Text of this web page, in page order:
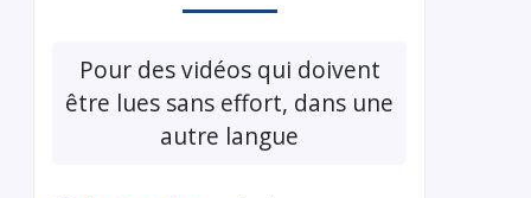
Pour des vidéos qui doivent
être lues sans effort, dans une
autre langue